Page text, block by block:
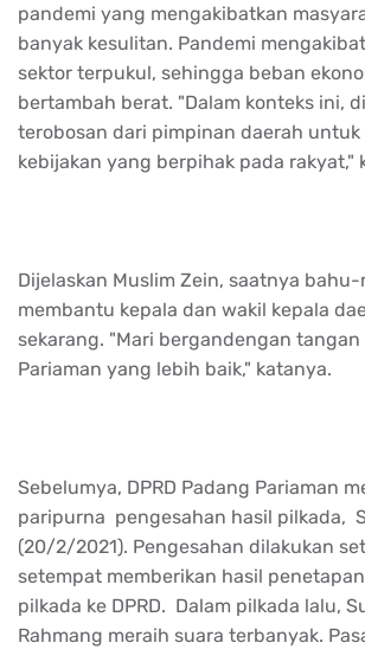
pandemi yang mengakibatkan
banyak kesulitan. Pandemi
sektor terpukul, sehingga beban
bertambah berat. "Dalam konteks ini,
terobosan dari pimpinan daerah untuk
kebijakan yang berpihak pada rakyat,"
Dijelaskan Muslim Zein, saatnya
membantu kepala dan wakil kepala
sekarang. "Mari bergandengan tangan
Pariaman yang lebih baik," katanya.
Sebelumya, DPRD Padang Pariaman
paripurna pengesahan hasil pilkada,
(20/2/2021). Pengesahan dilakukan
setempat memberikan hasil
pilkada ke DPRD. Dalam pilkada lalu,
Rahmang meraih suara terbanyak.